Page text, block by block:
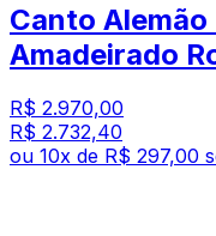
Canto Alemão
Amadeirado
R$ 2.970,00
R$ 2.732,40
ou 10x de R$ 297,00